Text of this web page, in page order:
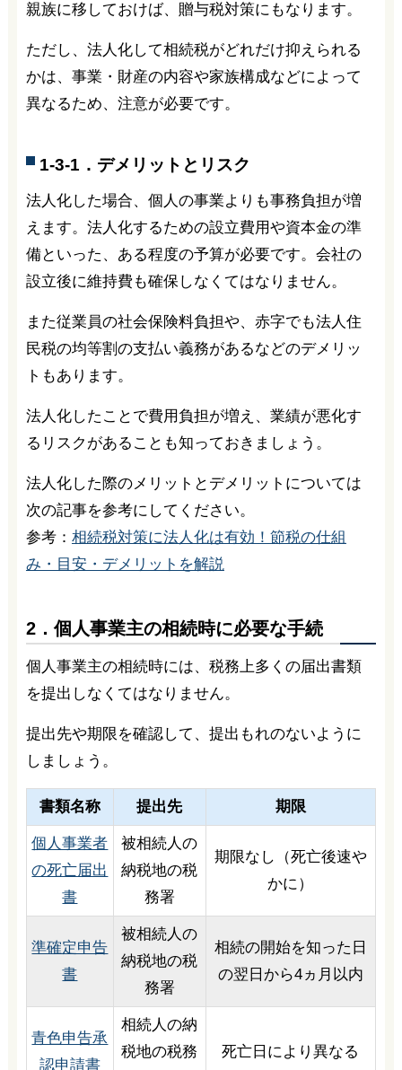
親族に移しておけば、贈与税対策にもなります。
ただし、法人化して相続税がどれだけ抑えられる
かは、事業・財産の内容や家族構成などによって
異なるため、注意が必要です。
1-3-1．デメリットとリスク
法人化した場合、個人の事業よりも事務負担が増
えます。法人化するための設立費用や資本金の準
備といった、ある程度の予算が必要です。会社の
設立後に維持費も確保しなくてはなりません。
また従業員の社会保険料負担や、赤字でも法人住
民税の均等割の支払い義務があるなどのデメリッ
トもあります。
法人化したことで費用負担が増え、業績が悪化す
るリスクがあることも知っておきましょう。
法人化した際のメリットとデメリットについては
次の記事を参考にしてください。
参考： 相続税対策に法人化は有効！節税の仕組
み・目安・デメリットを解説
2．個人事業主の相続時に必要な手続
個人事業主の相続時には、税務上多くの届出書類
を提出しなくてはなりません。
提出先や期限を確認して、提出もれのないように
しましょう。
書類名称 提出先 期限
個人事業者
の死亡届出
書
被相続人の
納税地の税
務署
期限なし（死亡後速や
かに）
準確定申告
書
被相続人の
納税地の税
務署
相続の開始を知った日
の翌日から4ヵ月以内
青色申告承
認申請書
相続人の納
税地の税務
死亡日により異なる